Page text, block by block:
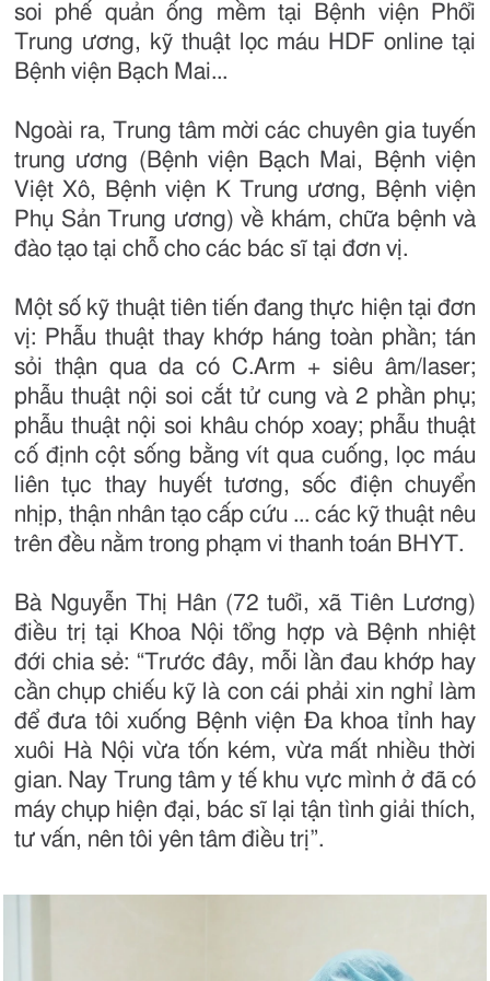
soi phế quản ống mềm tại Bệnh viện Phổi
Trung ương, kỹ thuật lọc máu HDF online tại
Bệnh viện Bạch Mai...
Ngoài ra, Trung tâm mời các chuyên gia tuyến
trung ương (Bệnh viện Bạch Mai, Bệnh viện
Việt Xô, Bệnh viện K Trung ương, Bệnh viện
Phụ Sản Trung ương) về khám, chữa bệnh và
đào tạo tại chỗ cho các bác sĩ tại đơn vị.
Một số kỹ thuật tiên tiến đang thực hiện tại đơn
vị: Phẫu thuật thay khớp háng toàn phần; tán
sỏi thận qua da có C.Arm + siêu âm/laser;
phẫu thuật nội soi cắt tử cung và 2 phần phụ;
phẫu thuật nội soi khâu chóp xoay; phẫu thuật
cố định cột sống bằng vít qua cuống, lọc máu
liên tục thay huyết tương, sốc điện chuyển
nhịp, thận nhân tạo cấp cứu ... các kỹ thuật nêu
trên đều nằm trong phạm vi thanh toán BHYT.
Bà Nguyễn Thị Hân (72 tuổi, xã Tiên Lương)
điều trị tại Khoa Nội tổng hợp và Bệnh nhiệt
đới chia sẻ: “Trước đây, mỗi lần đau khớp hay
cần chụp chiếu kỹ là con cái phải xin nghỉ làm
để đưa tôi xuống Bệnh viện Đa khoa tỉnh hay
xuôi Hà Nội vừa tốn kém, vừa mất nhiều thời
gian. Nay Trung tâm y tế khu vực mình ở đã có
máy chụp hiện đại, bác sĩ lại tận tình giải thích,
tư vấn, nên tôi yên tâm điều trị”.